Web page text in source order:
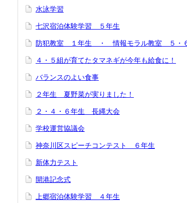
水泳学習
七沢宿泊体験学習 ５年生
防犯教室 １年生 ・ 情報モラル教室 ５・
４・５組が育てたタマネギが今年も給食に！
バランスのよい食事
２年生 夏野菜が実りました！
２・４・６年生 長縄大会
学校運営協議会
神奈川区スピーチコンテスト ６年生
新体力テスト
開港記念式
上郷宿泊体験学習 ４年生